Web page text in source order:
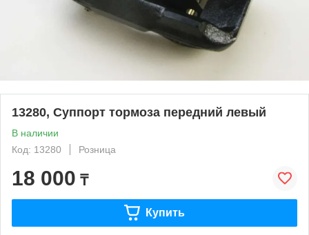
13280, Суппорт тормоза передний левый
В наличии
Код: 13280
Розница
18 000 ₸
Купить